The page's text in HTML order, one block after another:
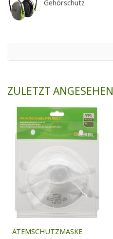
Gehörschutz
ZULETZT ANGESEHEN
ATEMSCHUTZMASKE